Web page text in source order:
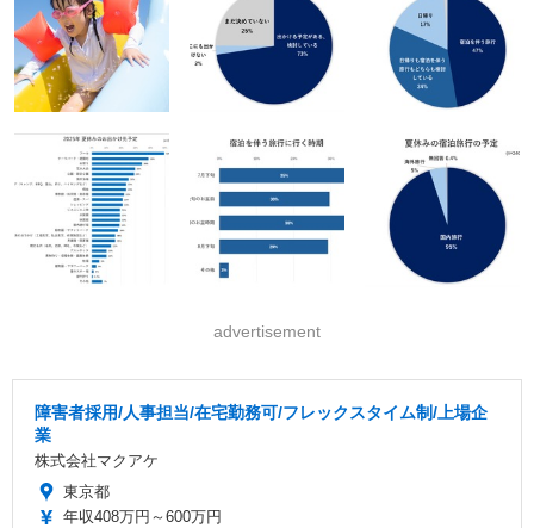
advertisement
障害者採用/人事担当/在宅勤務可/フレックスタイム制/上場企
業
株式会社マクアケ
東京都
年収408万円～600万円